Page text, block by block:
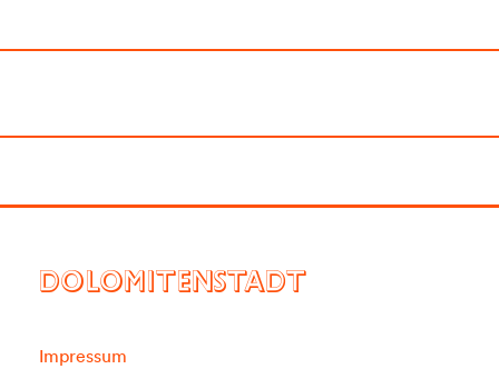
DOLOMITENSTADT
Impressum